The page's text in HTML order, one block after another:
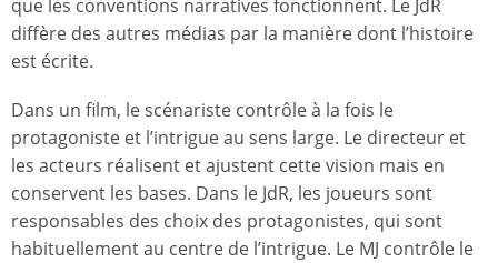
que les conventions narratives fonctionnent. Le JdR
diffère des autres médias par la manière dont l’histoire
est écrite.
Dans un film, le scénariste contrôle à la fois le
protagoniste et l’intrigue au sens large. Le directeur et
les acteurs réalisent et ajustent cette vision mais en
conservent les bases. Dans le JdR, les joueurs sont
responsables des choix des protagonistes, qui sont
habituellement au centre de l’intrigue. Le MJ contrôle le